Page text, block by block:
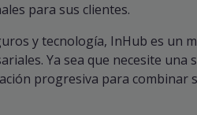
para sus clientes.
y tecnología, InHub es un
Ya sea que necesite
progresiva para